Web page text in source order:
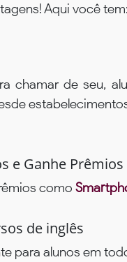
Aqui você tem:
chamar de seu,
e Ganhe Prêmios
como
de inglês
para alunos em